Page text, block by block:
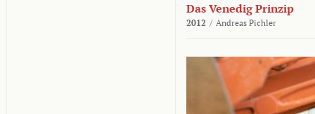
Das Venedig Prinzip
2012 / Andreas Pichler